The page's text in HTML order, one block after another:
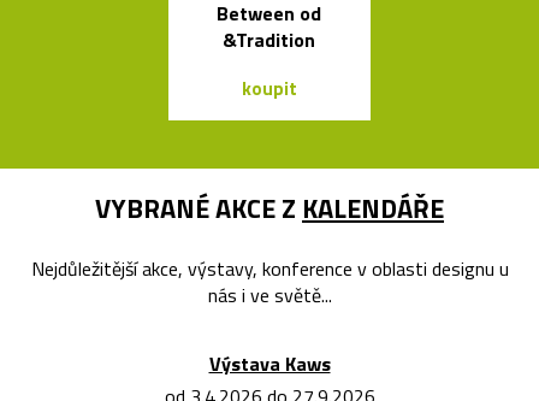
Between od
&Tradition
koupit
VYBRANÉ AKCE Z KALENDÁŘE
Nejdůležitější akce, výstavy, konference v oblasti designu u
nás i ve světě...
Výstava Kaws